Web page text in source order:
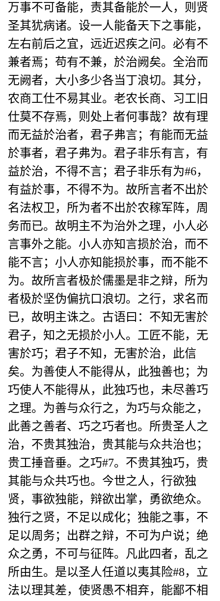
万事不可备能，责其备能於一人，则贤
圣其犹病诸。设一人能备天下之事能，
左右前后之宜，远近迟疾之问。必有不
兼者焉；苟有不兼，於治阙矣。全治而
无阙者，大小多少各当丁浪切。其分，
农商工仕不易其业。老农长商、习工旧
仕莫不存焉，则处上者何事哉？故有理
而无益於治者，君子弗言；有能而无益
於事者，君子弗为。君子非乐有言，有
益於治，不得不言；君子非乐有为#6，
有益於事，不得不为。故所言者不出於
名法权卫，所为者不出於农稼军阵，周
务而已。故明主不为治外之理，小人必
言事外之能。小人亦知言损於治，而不
能不言；小人亦知能损於事，而不能不
为。故所言者极於儒墨是非之辩，所为
者极於坚伪偏抗口浪切。之行，求名而
已，故明主诛之。古语曰：不知无害於
君子，知之无损於小人。工匠不能，无
害於巧；君子不知，无害於治，此信
矣。为善使人不能得从，此独善也；为
巧使人不能得从，此独巧也，未尽善巧
之理。为善与众行之，为巧与众能之，
此善之善者、巧之巧者也。所贵圣人之
治，不贵其独治，贵其能与众共治也；
贵工捶音垂。之巧#7。不贵其独巧，贵
其能与众共巧也。今世之人，行欲独
贤，事欲独能，辩欲出掌，勇欲绝众。
独行之贤，不足以成化；独能之事，不
足以周务；出群之辩，不可为户说；绝
众之勇，不可与征阵。凡此四者，乱之
所由生。是以圣人任道以夷其险#8，立
法以理其差，使贤愚不相弃，能鄙不相